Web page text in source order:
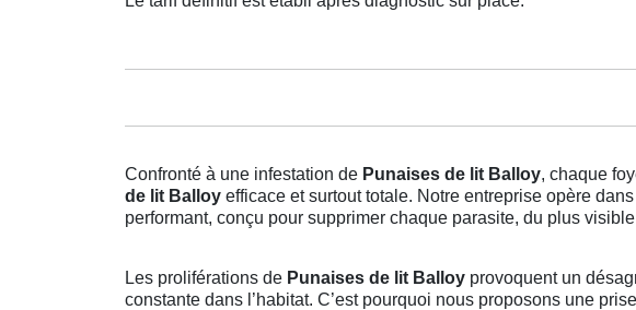
Confronté à une infestation de Punaises de lit Balloy, chaque
de lit Balloy efficace et surtout totale. Notre entreprise opère
performant, conçu pour supprimer chaque parasite, du plus
Les proliférations de Punaises de lit Balloy provoquent un
constante dans l’habitat. C’est pourquoi nous proposons une